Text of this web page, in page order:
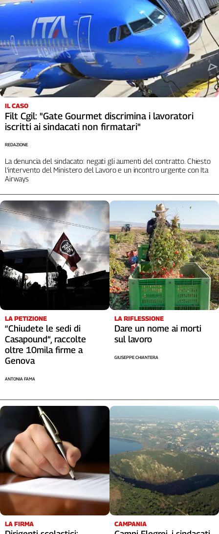
L'Italia
Territori
Abruzzo-
Molise
Alto
Adige
Basilicata
Calabria
Romagna
Friuli
Giulia
Lazio
Liguria
Lombardia
Marche
Piemonte
Puglia
Sardegna
Toscana
Trentino
Umbria
Valle
D'Aosta
Storico
Cerca
Contatti
La
redazione
IL CASO
Filt Cgil: "Gate Gourmet discrimina i lavoratori
iscritti ai sindacati non firmatari"
La denuncia del sindacato: negati gli aumenti del contratto. Chiesto
l'intervento del Ministero del Lavoro e un incontro urgente con Ita
Airways
REDAZIONE
LA PETIZIONE
“Chiudete le sedi di
Casapound”, raccolte
oltre 10mila firme a
Genova
ANTONIA FAMA
LA RIFLESSIONE
Dare un nome ai morti
sul lavoro
GIUSEPPE CHIANTERA
LA FIRMA CAMPANIA